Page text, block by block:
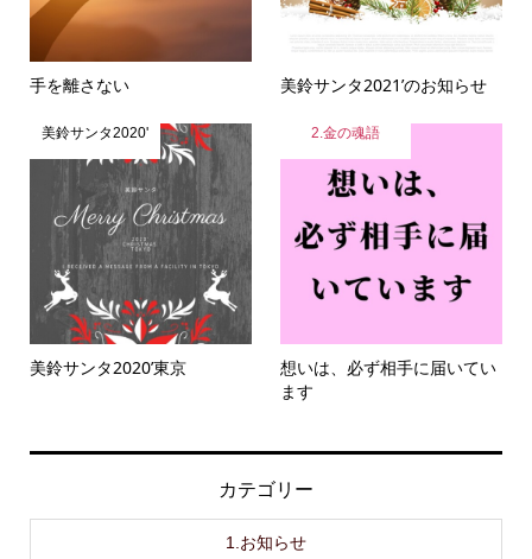
手を離さない 美鈴サンタ2021’のお知らせ
美鈴サンタ2020'
美鈴サンタ2020’東京
2.金の魂語
想いは、必ず相手に届いてい
ます
カテゴリー
1.お知らせ